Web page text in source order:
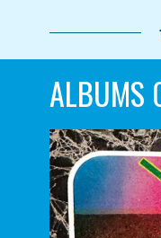
ALBUMS